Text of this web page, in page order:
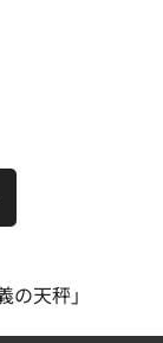
の天秤」